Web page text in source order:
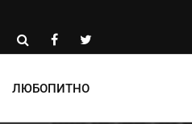
ЛЮБОПИТНО